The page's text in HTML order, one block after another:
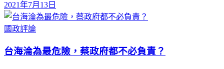
2021年7月13日
國政評論
台海淪為最危險，蔡政府都不必負責？